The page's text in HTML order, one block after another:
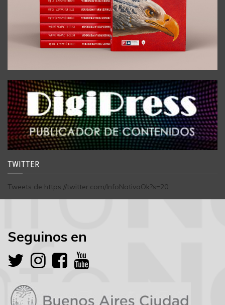
TWITTER
Tweets de https://twitter.com/InfoNativaOk?s=20
Seguinos en